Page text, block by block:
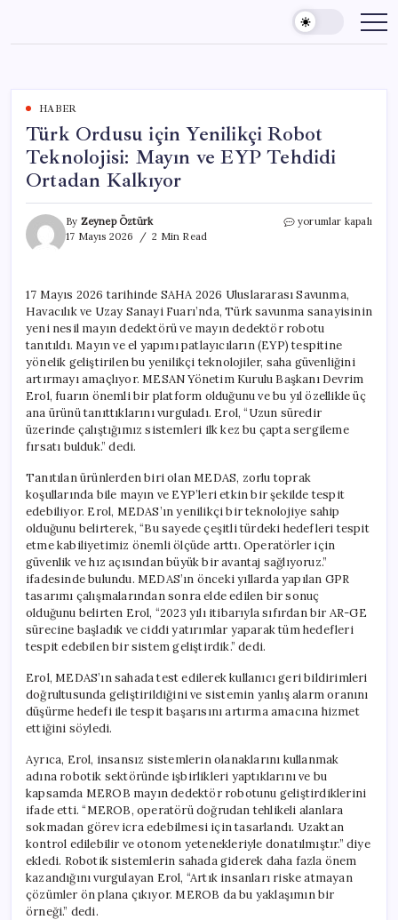
content
HABER
Türk Ordusu için Yenilikçi Robot
Teknolojisi: Mayın ve EYP Tehdidi
Ortadan Kalkıyor
By Zeynep Öztürk
17 Mayıs 2026
2 Min Read
Türk
Teknolojisi:
Mayın
ve
EYP
Tehdidi
Ortadan
Kalkıyor
için
yorumlar kapalı
17 Mayıs 2026 tarihinde SAHA 2026 Uluslararası Savunma,
Havacılık ve Uzay Sanayi Fuarı’nda, Türk savunma sanayisinin
yeni nesil mayın dedektörü ve mayın dedektör robotu
tanıtıldı. Mayın ve el yapımı patlayıcıların (EYP) tespitine
yönelik geliştirilen bu yenilikçi teknolojiler, saha güvenliğini
artırmayı amaçlıyor. MESAN Yönetim Kurulu Başkanı Devrim
Erol, fuarın önemli bir platform olduğunu ve bu yıl özellikle üç
ana ürünü tanıttıklarını vurguladı. Erol, “Uzun süredir
üzerinde çalıştığımız sistemleri ilk kez bu çapta sergileme
fırsatı bulduk.” dedi.
Tanıtılan ürünlerden biri olan MEDAS, zorlu toprak
koşullarında bile mayın ve EYP’leri etkin bir şekilde tespit
edebiliyor. Erol, MEDAS’ın yenilikçi bir teknolojiye sahip
olduğunu belirterek, “Bu sayede çeşitli türdeki hedefleri tespit
etme kabiliyetimiz önemli ölçüde arttı. Operatörler için
güvenlik ve hız açısından büyük bir avantaj sağlıyoruz.”
ifadesinde bulundu. MEDAS’ın önceki yıllarda yapılan GPR
tasarımı çalışmalarından sonra elde edilen bir sonuç
olduğunu belirten Erol, “2023 yılı itibarıyla sıfırdan bir AR-GE
sürecine başladık ve ciddi yatırımlar yaparak tüm hedefleri
tespit edebilen bir sistem geliştirdik.” dedi.
Erol, MEDAS’ın sahada test edilerek kullanıcı geri bildirimleri
doğrultusunda geliştirildiğini ve sistemin yanlış alarm oranını
düşürme hedefi ile tespit başarısını artırma amacına hizmet
ettiğini söyledi.
Ayrıca, Erol, insansız sistemlerin olanaklarını kullanmak
adına robotik sektöründe işbirlikleri yaptıklarını ve bu
kapsamda MEROB mayın dedektör robotunu geliştirdiklerini
ifade etti. “MEROB, operatörü doğrudan tehlikeli alanlara
sokmadan görev icra edebilmesi için tasarlandı. Uzaktan
kontrol edilebilir ve otonom yetenekleriyle donatılmıştır.” diye
ekledi. Robotik sistemlerin sahada giderek daha fazla önem
kazandığını vurgulayan Erol, “Artık insanları riske atmayan
çözümler ön plana çıkıyor. MEROB da bu yaklaşımın bir
örneği.” dedi.